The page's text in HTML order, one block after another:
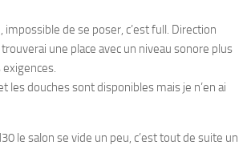
impossible de se poser, c’est full. Direction
trouverai une place avec un niveau sonore plus
exigences.
les douches sont disponibles mais je n’en ai
le salon se vide un peu, c’est tout de suite un